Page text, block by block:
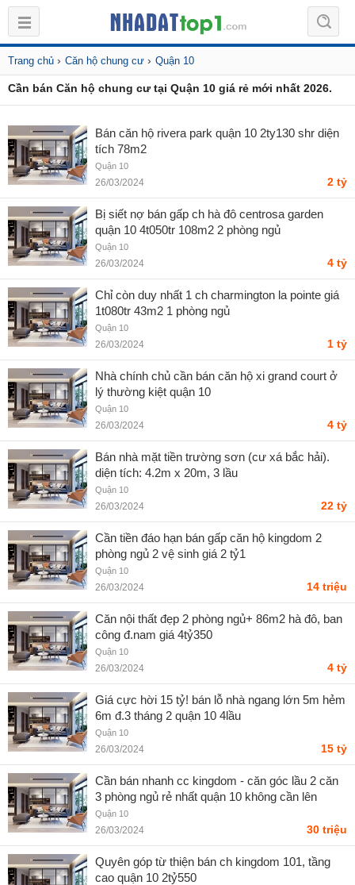
Trang chủ › Căn hộ chung cư › Quận 10
Cần bán Căn hộ chung cư tại Quận 10 giá rẻ mới nhất 2026.
Bán căn hộ rivera park quận 10 2ty130 shr diện
tích 78m2
Quận 10
26/03/2024 2 tỷ
Bị siết nợ bán gấp ch hà đô centrosa garden
quận 10 4t050tr 108m2 2 phòng ngủ
Quận 10
26/03/2024 4 tỷ
Chỉ còn duy nhất 1 ch charmington la pointe giá
1t080tr 43m2 1 phòng ngủ
Quận 10
26/03/2024 1 tỷ
Nhà chính chủ cần bán căn hộ xi grand court ở
lý thường kiệt quận 10
Quận 10
26/03/2024 4 tỷ
Bán nhà mặt tiền trường sơn (cư xá bắc hải).
diện tích: 4.2m x 20m, 3 lầu
Quận 10
26/03/2024 22 tỷ
Cần tiền đáo hạn bán gấp căn hộ kingdom 2
phòng ngủ 2 vệ sinh giá 2 tỷ1
Quận 10
26/03/2024 14 triệu
Căn nội thất đẹp 2 phòng ngủ+ 86m2 hà đô, ban
công đ.nam giá 4tỷ350
Quận 10
26/03/2024 4 tỷ
Giá cực hời 15 tỷ! bán lỗ nhà ngang lớn 5m hẻm
6m đ.3 tháng 2 quận 10 4lầu
Quận 10
26/03/2024 15 tỷ
Cần bán nhanh cc kingdom - căn góc lầu 2 căn
3 phòng ngủ rẻ nhất quận 10 không cần lên
thang máy
Quận 10
26/03/2024 30 triệu
Quyên góp từ thiện bán ch kingdom 101, tầng
cao quận 10 2tỷ550